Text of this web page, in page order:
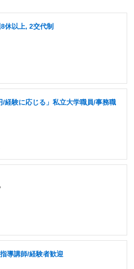
休以上, 2交代制
/経験に応じる」私立大学職員/事務職
導講師/経験者歓迎